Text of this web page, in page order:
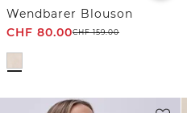
Wendbarer Blouson
CHF 80.00CHF159.00